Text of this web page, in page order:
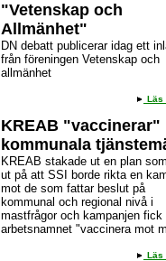
"Vetenskap och
Allmänhet"
DN debatt publicerar idag ett
från föreningen Vetenskap och
allmänhet
Läs
KREAB "vaccinerar"
kommunala
KREAB stakade ut en plan
ut på att SSI borde rikta en
mot de som fattar beslut på
kommunal och regional nivå i
mastfrågor och kampanjen fick
arbetsnamnet "vaccinera mot
Läs